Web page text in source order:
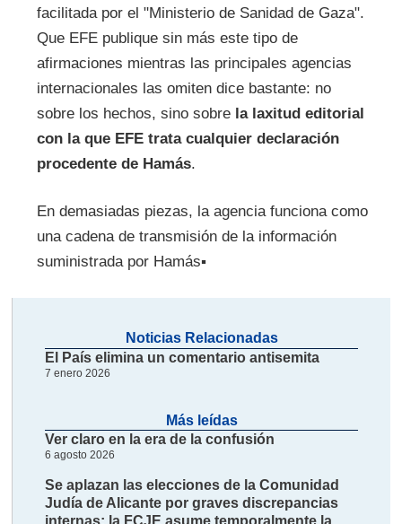
facilitada por el "Ministerio de Sanidad de Gaza".
Que EFE publique sin más este tipo de
afirmaciones mientras las principales agencias
internacionales las omiten dice bastante: no
sobre los hechos, sino sobre la laxitud editorial
con la que EFE trata cualquier declaración
procedente de Hamás.
En demasiadas piezas, la agencia funciona como
una cadena de transmisión de la información
suministrada por Hamás▪️
Noticias Relacionadas
El País elimina un comentario antisemita
7 enero 2026
Más leídas
Ver claro en la era de la confusión
6 agosto 2026
Se aplazan las elecciones de la Comunidad
Judía de Alicante por graves discrepancias